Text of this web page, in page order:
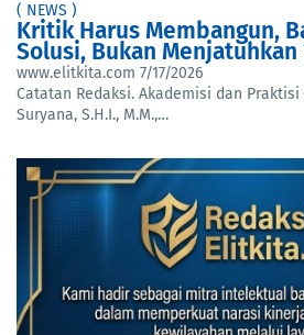
( NEWS )
Kritik Harus Membangun,
Solusi, Bukan Menjatuhkan
www.elitkita.com 7/17/2026
Catatan Redaksi. Akademisi dan Praktisi
Suryana, S.H.I., M.M.,…